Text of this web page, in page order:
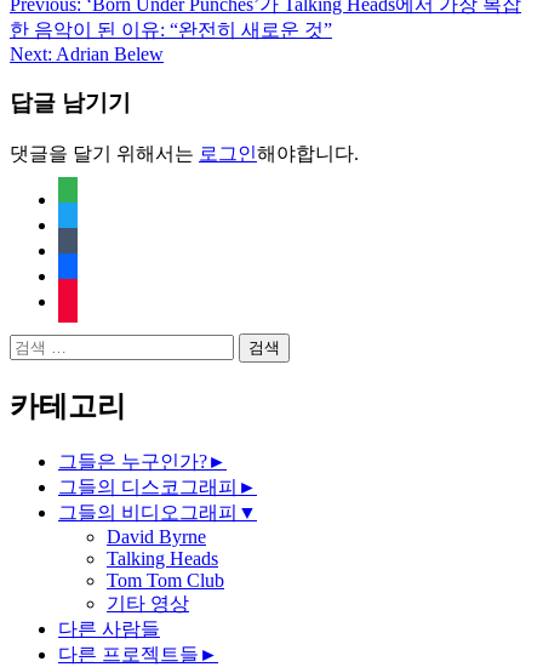
글
탐
색
한 음악이 된 이유: “완전히 새로운 것”
Next: Adrian Belew
답글 남기기
댓글을 달기 위해서는 로그인해야합니다.
검
카테고리
그들은 누구인가?►
그들의 디스코그래피 ►
그들의 비디오그래피 ▼
David Byrne
Talking Heads
Tom Tom Club
기타 영상
다른 사람들
다른 프로젝트들 ►